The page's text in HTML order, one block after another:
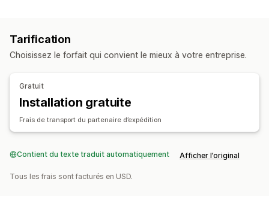
Suivi multi-transporteur
Notifications clients Historique de suivi Retours
Gestion des stocks
Synchronisation automatique
Tarification
Choisissez le forfait qui convient le mieux à votre entreprise.
Gratuit
Installation gratuite
Frais de transport du partenaire d’expédition
Contient du texte traduit automatiquement Afficher l’original
Tous les frais sont facturés en USD.